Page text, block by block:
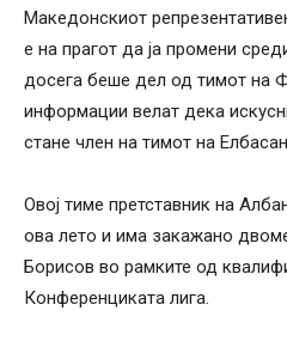
Македонскиот
е на прагот да ја промени
досега беше дел од тимот на
информации велат дека
стане член на тимот на Елбасан.
Овој тиме претставник на
ова лето и има закажано
Борисов во рамките од
Конференциката лига.